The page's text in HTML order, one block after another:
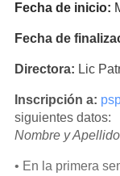
Fecha de inicio:
Fecha de
Directora: Lic
Inscripción a:
siguientes datos:
Nombre y
• En la primera